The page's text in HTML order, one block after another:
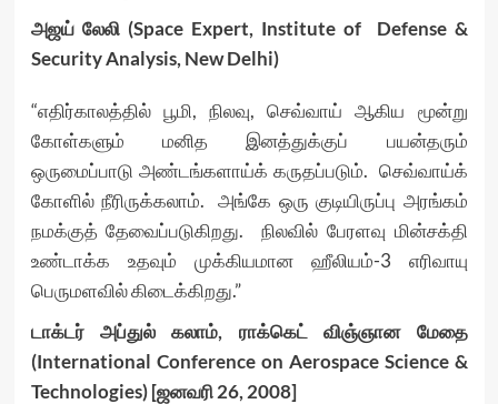
அஜய் லேலி (Space Expert, Institute of Defense &
Security Analysis, New Delhi)
“எதிர்காலத்தில் பூமி, நிலவு, செவ்வாய் ஆகிய மூன்று
கோள்களும் மனித இனத்துக்குப் பயன்தரும்
ஒருமைப்பாடு அண்டங்களாய்க் கருதப்படும். செவ்வாய்க்
கோளில் நீரிருக்கலாம். அங்கே ஒரு குடியிருப்பு அரங்கம்
நமக்குத் தேவைப்படுகிறது. நிலவில் பேரளவு மின்சக்தி
உண்டாக்க உதவும் முக்கியமான ஹீலியம்-3 எரிவாயு
பெருமளவில் கிடைக்கிறது.”
டாக்டர் அப்துல் கலாம், ராக்கெட் விஞ்ஞான மேதை
(International Conference on Aerospace Science &
Technologies) [ஜனவரி 26, 2008]